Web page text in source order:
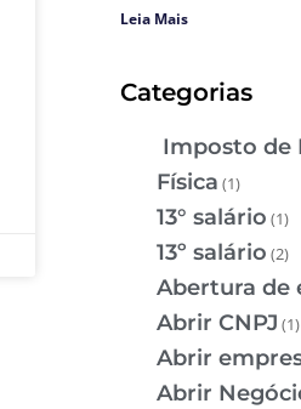
Leia Mais
Categorias
Imposto de
Física (1)
13° salário (1)
13º salário (2)
Abertura de
Abrir CNPJ (1)
Abrir
Abrir